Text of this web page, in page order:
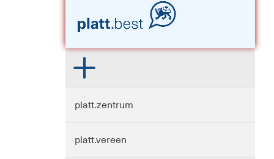
platt.zentrum
platt.vereen